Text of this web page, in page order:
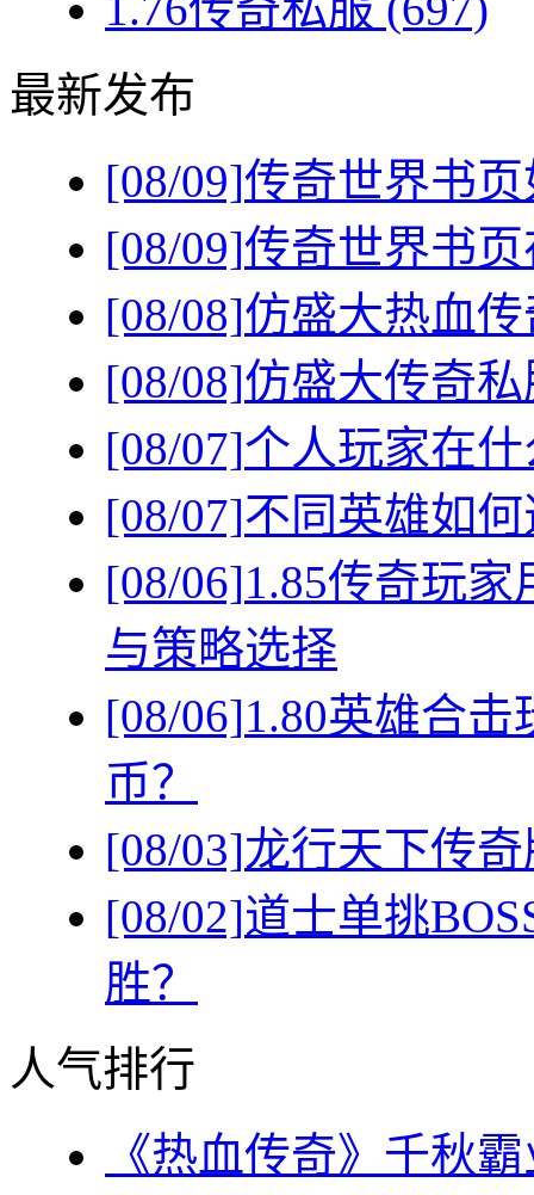
最新发布
[08/09]传奇世界书
[08/09]传奇世界书
[08/08]仿盛大热血
[08/08]仿盛大传奇
[08/07]个人玩家在
[08/07]不同英雄如
[08/06]1.85传奇玩
与策略选择
[08/06]1.80英雄合
币？
[08/03]龙行天下传
[08/02]道士单挑
胜？
人气排行
《热血传奇》千秋